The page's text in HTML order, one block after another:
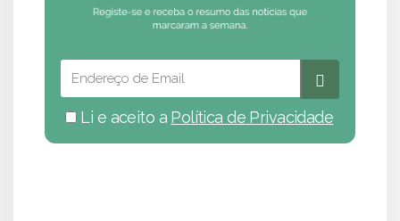
Li e aceito a Política de Privacidade